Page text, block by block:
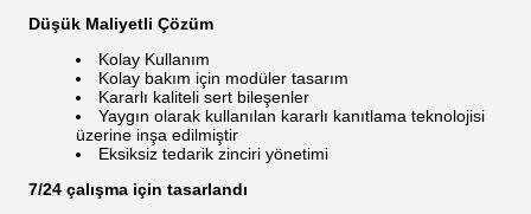
Düşük Maliyetli Çözüm
Kolay Kullanım
Kolay bakım için modüler tasarım
Kararlı kaliteli sert bileşenler
Yaygın olarak kullanılan kararlı kanıtlama teknolojisi
üzerine inşa edilmiştir
Eksiksiz tedarik zinciri yönetimi
7/24 çalışma için tasarlandı